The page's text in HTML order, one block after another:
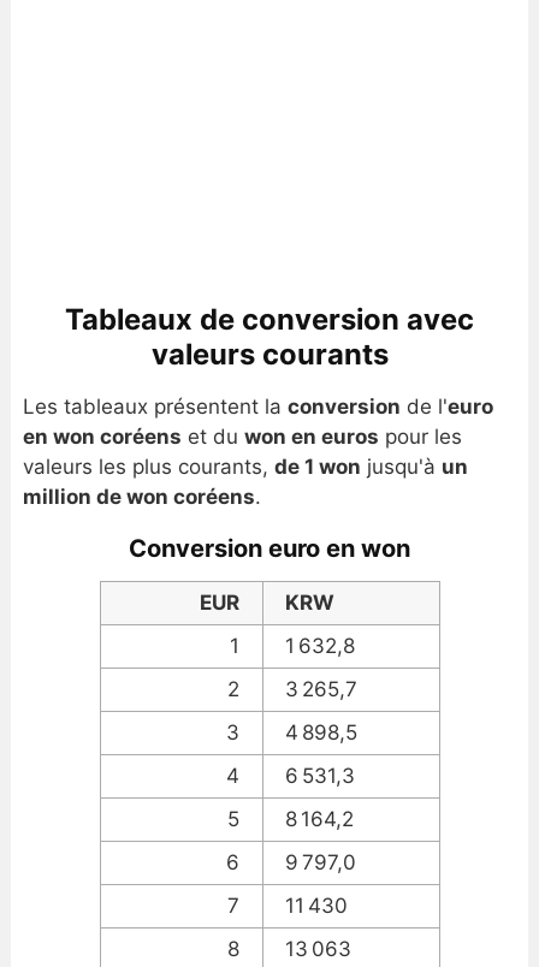
Tableaux de conversion avec
valeurs courants
Les tableaux présentent la conversion de l'euro
en won coréens et du won en euros pour les
valeurs les plus courants, de 1 won jusqu'à un
million de won coréens.
Conversion euro en won
EUR
KRW
1
1 632,8
2
3 265,7
3
4 898,5
4
6 531,3
5
8 164,2
6
9 797,0
7
11 430
8
13 063